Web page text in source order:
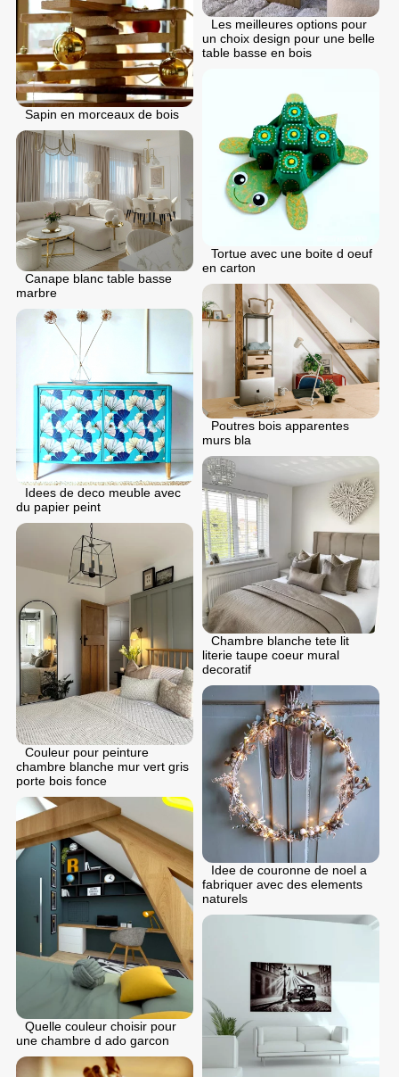
Les meilleures options pour
un choix design pour une belle
table basse en bois
Sapin en morceaux de bois
Tortue avec une boite d oeuf
en carton
Canape blanc table basse
marbre
Poutres bois apparentes
murs bla
Idees de deco meuble avec
du papier peint
Chambre blanche tete lit
literie taupe coeur mural
decoratif
Couleur pour peinture
chambre blanche mur vert gris
porte bois fonce
Idee de couronne de noel a
fabriquer avec des elements
naturels
Quelle couleur choisir pour
une chambre d ado garcon